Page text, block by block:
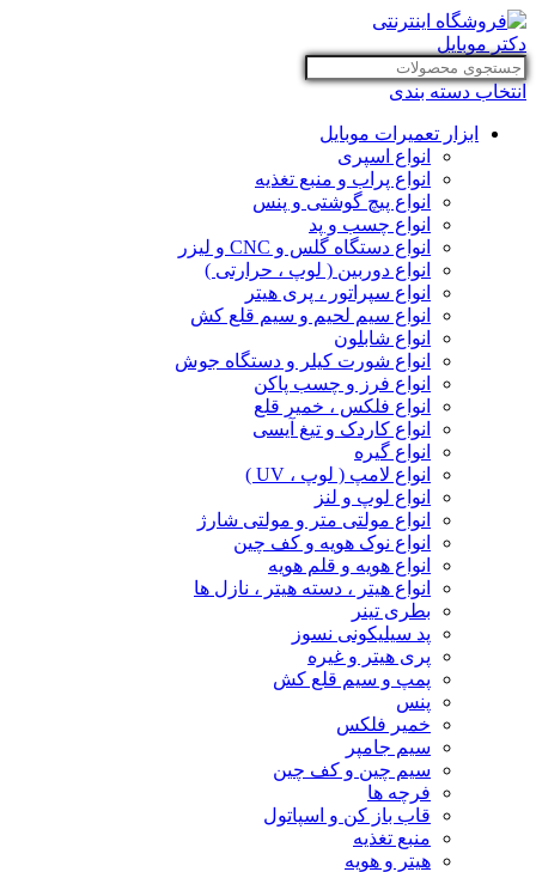
انتخاب دسته بندی
ابزار تعمیرات موبایل
انواع اسپری
انواع پراب و منبع تغذیه
انواع پیچ گوشتی و پنس
انواع چسب و پد
انواع دستگاه گلس و CNC و لیزر
انواع دوربین ( لوپ ، حرارتی )
انواع سپراتور ، پری هیتر
انواع سیم لحیم و سیم قلع کش
انواع شابلون
انواع شورت کیلر و دستگاه جوش
انواع فرز و چسب پاکن
انواع فلکس ، خمیر قلع
انواع کاردک و تیغ آیسی
انواع گیره
انواع لامپ ( لوپ ، UV )
انواع لوپ و لنز
انواع مولتی متر و مولتی شارژ
انواع نوک هویه و کف چین
انواع هویه و قلم هویه
انواع هیتر ، دسته هیتر ، نازل ها
بطری تینر
پد سیلیکونی نسوز
پری هیتر و غیره
پمپ و سیم قلع کش
پنس
خمیر فلکس
سیم جامپر
سیم چین و کف چین
فرچه ها
قاب باز کن و اسپاتول
منبع تغذیه
هیتر و هویه